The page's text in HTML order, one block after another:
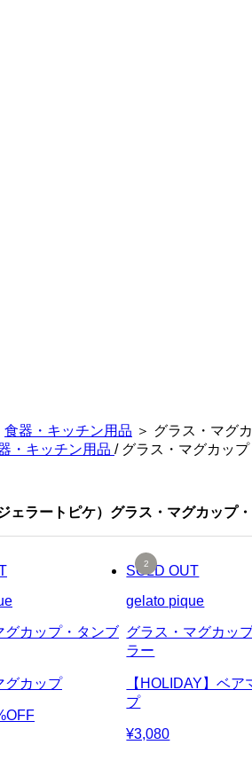
食器・キッチン用品 ＞ グラス・マグ
・キッチン用品 / グラス・マグカッ
ェラートピケ）グラス・マグカップ
グカップ・タンブ
グカップ
SOLD OUT
gelato pique
グラス・マグカッ
ラー
【HOLIDAY】ベア
プ
¥3,080